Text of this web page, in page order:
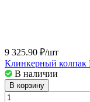
9 325.90 ₽/шт
Клинкерный колпак
В наличии
В корзину